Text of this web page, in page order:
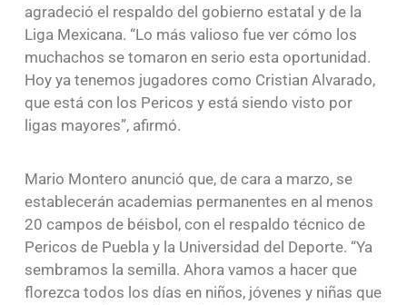
agradeció el respaldo del gobierno estatal y de la
Liga Mexicana. “Lo más valioso fue ver cómo los
muchachos se tomaron en serio esta oportunidad.
Hoy ya tenemos jugadores como Cristian Alvarado,
que está con los Pericos y está siendo visto por
ligas mayores”, afirmó.
Mario Montero anunció que, de cara a marzo, se
establecerán academias permanentes en al menos
20 campos de béisbol, con el respaldo técnico de
Pericos de Puebla y la Universidad del Deporte. “Ya
sembramos la semilla. Ahora vamos a hacer que
florezca todos los días en niños, jóvenes y niñas que